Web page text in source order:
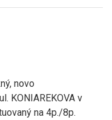
novo
KONIAREKOVA v
na 4p./8p.